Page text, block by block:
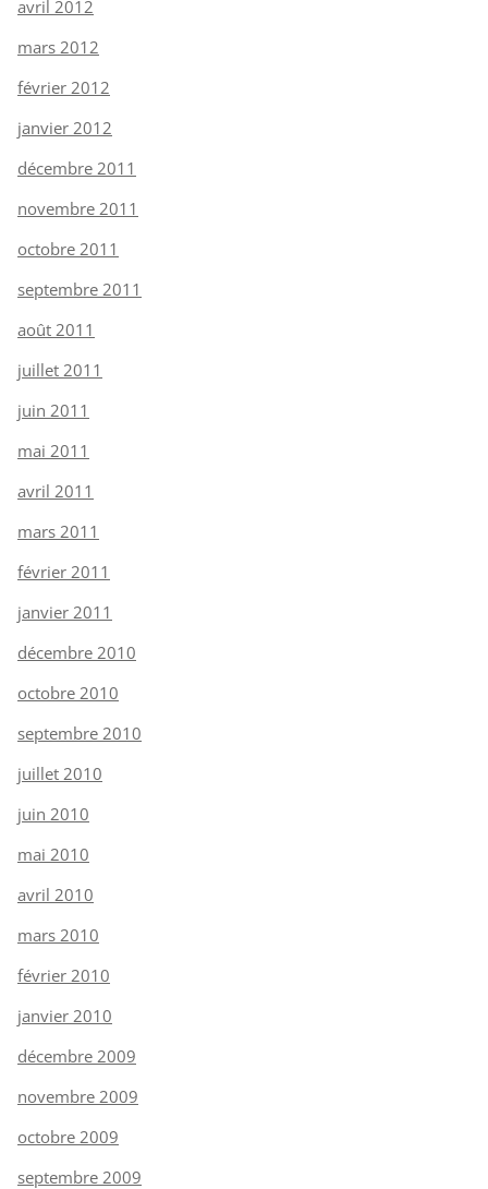
avril 2012
mars 2012
février 2012
janvier 2012
décembre 2011
novembre 2011
octobre 2011
septembre 2011
août 2011
juillet 2011
juin 2011
mai 2011
avril 2011
mars 2011
février 2011
janvier 2011
décembre 2010
octobre 2010
septembre 2010
juillet 2010
juin 2010
mai 2010
avril 2010
mars 2010
février 2010
janvier 2010
décembre 2009
novembre 2009
octobre 2009
septembre 2009